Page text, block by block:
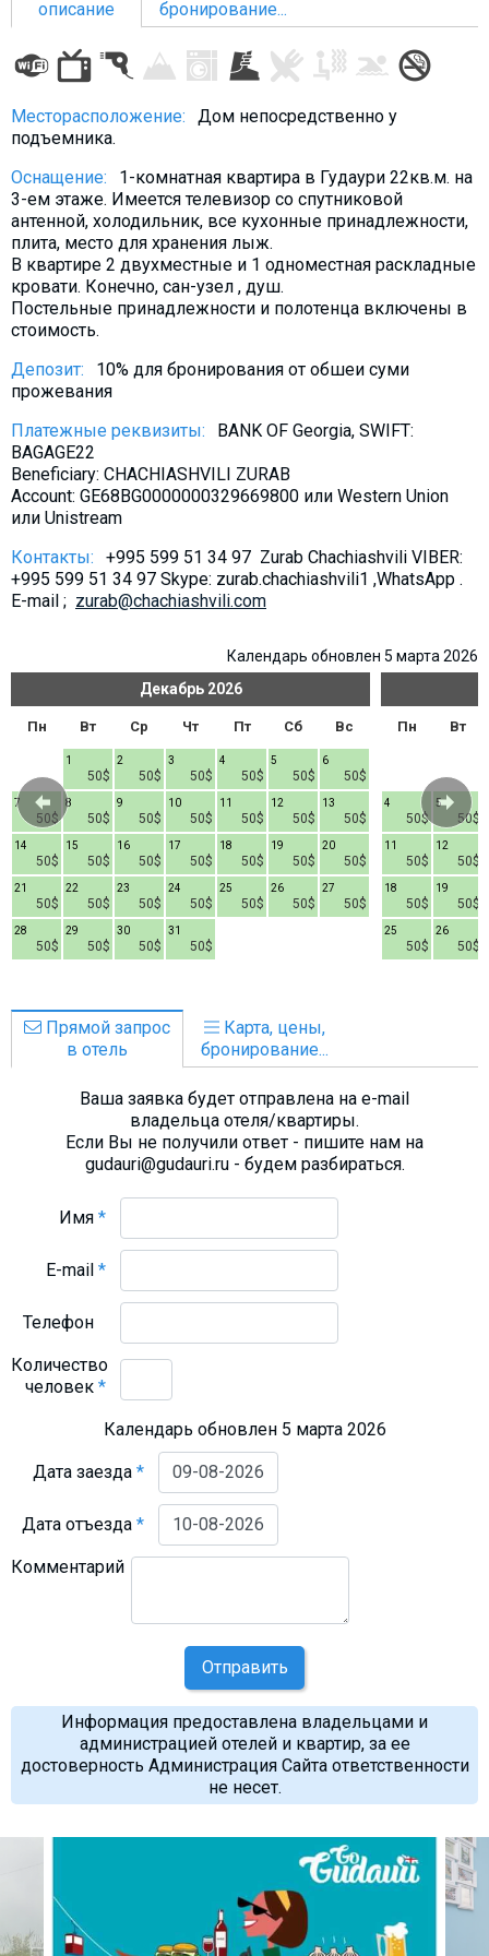
описание
бронирование...
Месторасположение:
Дом непосредственно у
подъемника.
Оснащение:
1-комнатная квартира в Гудаури 22кв.м. на
3-ем этаже. Имеется телевизор со спутниковой
антенной, холодильник, все кухонные принадлежности,
плита, место для хранения лыж.
В квартире 2 двухместные и 1 одноместная раскладные
кровати. Конечно, сан-узел , душ.
Постельные принадлежности и полотенца включены в
стоимость.
Депозит:
10% для бронирования от обшеи суми
прожевания
Платежные реквизиты:
BANK OF Georgia, SWIFT:
BAGAGE22
Beneficiary: CHACHIASHVILI ZURAB
Account: GE68BG0000000329669800 или Western Union
или Unistream
Контакты:
+995 599 51 34 97 Zurab Chachiashvili VIBER:
+995 599 51 34 97 Skype: zurab.chachiashvili1 ,WhatsApp .
E-mail ; zurab@chachiashvili.com
Календарь обновлен 5 марта 2026
Декабрь 2026
Пн Вт Ср Чт Пт Сб Вс
50$
1
50$
2
50$
3
50$
4
50$
5
50$
6
50$
7
50$
8
50$
9
50$
10
50$
11
50$
12
50$
13
50$
14
50$
15
50$
16
50$
17
50$
18
50$
19
50$
20
50$
21
50$
22
50$
23
50$
24
50$
25
50$
26
50$
27
50$
28
50$
29
50$
30
50$
31
Пн Вт
50$
4
50$
5
50$
11
50$
12
50$
18
50$
19
50$
25
50$
26
Прямой запрос
в отель
Карта, цены,
бронирование...
Ваша заявка будет отправлена на e-mail
владельца отеля/квартиры.
Если Вы не получили ответ - пишите нам на
gudauri@gudauri.ru - будем разбираться.
Имя*
E-mail*
Телефон
Количество
человек*
Календарь обновлен 5 марта 2026
Дата заезда*
Дата отъезда*
Комментарий
Отправить
Информация предоставлена владельцами и
администрацией отелей и квартир, за ее
достоверность Администрация Сайта ответственности
не несет.
ПРОЖИВАНИЕ
Квартиры
Коттеджи
Отели
% Горячие предложения
Долгосрочная аренда
Казбеги
ГРУЗИЯ
О Грузии
Визы и Документы
Что пить?
Мобильная связь
Галерея
Безопасность